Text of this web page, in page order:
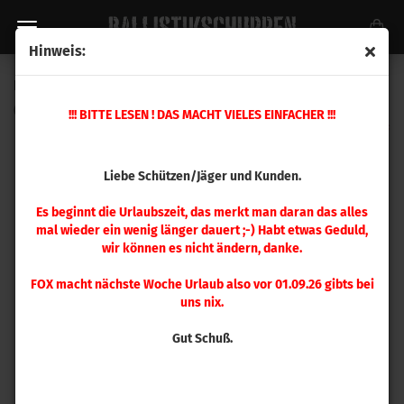
Hinweis:
!!! BITTE LESEN ! DAS MACHT VIELES EINFACHER !!!
Liebe Schützen/Jäger und Kunden.
Es beginnt die Urlaubszeit, das merkt man daran das alles
mal wieder ein wenig länger dauert ;-) Habt etwas Geduld,
wir können es nicht ändern, danke.
FOX macht nächste Woche Urlaub also vor 01.09.26 gibts bei
uns nix.
Gut Schuß.
546582)